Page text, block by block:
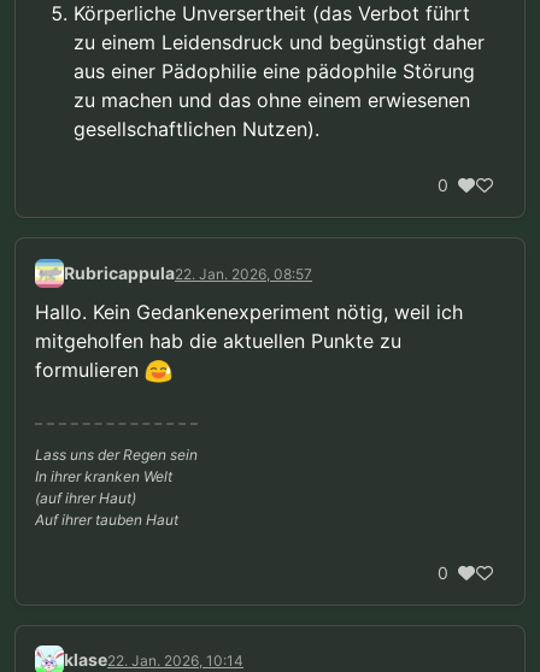
Körperliche Unversertheit (das Verbot führt
zu einem Leidensdruck und begünstigt daher
aus einer Pädophilie eine pädophile Störung
zu machen und das ohne einem erwiesenen
gesellschaftlichen Nutzen).
0
Rubricappula22. Jan. 2026, 08:57
Hallo. Kein Gedankenexperiment nötig, weil ich
mitgeholfen hab die aktuellen Punkte zu
formulieren
Lass uns der Regen sein
In ihrer kranken Welt
(auf ihrer Haut)
Auf ihrer tauben Haut
0
klase22. Jan. 2026, 10:14